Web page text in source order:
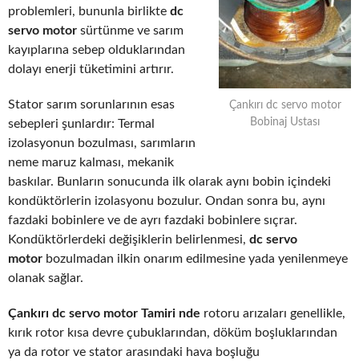
Çankırı dc servo motor
Bobinaj Ustası
problemleri, bununla birlikte dc
servo motor sürtünme ve sarım
kayıplarına sebep olduklarından
dolayı enerji tüketimini artırır.
Stator sarım sorunlarının esas
sebepleri şunlardır: Termal
izolasyonun bozulması, sarımların
neme maruz kalması, mekanik
baskılar. Bunların sonucunda ilk olarak aynı bobin içindeki
kondüktörlerin izolasyonu bozulur. Ondan sonra bu, aynı
fazdaki bobinlere ve de ayrı fazdaki bobinlere sıçrar.
Kondüktörlerdeki değişiklerin belirlenmesi, dc servo
motor bozulmadan ilkin onarım edilmesine yada yenilenmeye
olanak sağlar.
Çankırı dc servo motor Tamiri nde rotoru arızaları genellikle,
kırık rotor kısa devre çubuklarından, döküm boşluklarından
ya da rotor ve stator arasındaki hava boşluğu